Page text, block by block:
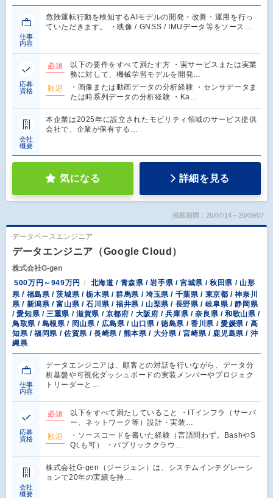
仕事
内容
危険運転行動を検知するAIモデルの開発・改善・運用を行っ
ていただきます。 ・映像 / GNSS / IMUデータ等をソース…
応募
資格
必須
以下の要件をすべて満たす方 ・実サービスまたは実業
務に対して、機械学習モデルを開発…
歓迎
・画像または動画データの分析経験 ・センサデータま
たは時系列データの分析経験 ・Ka…
会社
概要
本企業は2025年に設立されたモビリティ領域のサービス提供
会社で、企業が保有する…
気になる 詳細を見る
掲載期間：26/07/14～26/09/07
データベースエンジニア
データエンジニア（Google Cloud）
株式会社G-gen
500万円～949万円
北海道 / 青森県 / 岩手県 / 宮城県 / 秋田県 / 山形
県 / 福島県 / 茨城県 / 栃木県 / 群馬県 / 埼玉県 / 千葉県 / 東京都 / 神奈川
県 / 新潟県 / 富山県 / 石川県 / 福井県 / 山梨県 / 長野県 / 岐阜県 / 静岡県
/ 愛知県 / 三重県 / 滋賀県 / 京都府 / 大阪府 / 兵庫県 / 奈良県 / 和歌山県 /
鳥取県 / 島根県 / 岡山県 / 広島県 / 山口県 / 徳島県 / 香川県 / 愛媛県 / 高
知県 / 福岡県 / 佐賀県 / 長崎県 / 熊本県 / 大分県 / 宮崎県 / 鹿児島県 / 沖
縄県
仕事
内容
データエンジニアは、顧客との対話を行いながら、データ分
析基盤や可視化ダッシュボードの実装メンバーやプロジェク
トリーダーと…
応募
資格
必須
以下をすべて満たしていること ・ITインフラ（サーバ
ー、ネットワーク等）設計・実装…
歓迎
・ソースコードを書いた経験（言語問わず。BashやS
QLも可） ・パブリッククラウ…
会社
概要
株式会社G-gen（ジージェン）は、システムインテグレーシ
ョンで20年の実績を持…